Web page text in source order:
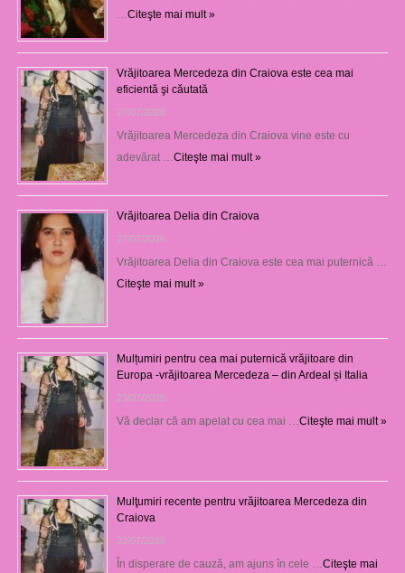
Citeşte mai mult »
Vrăjitoarea Mercedeza din Craiova este cea mai
eficientă şi căutată
27/07/2026
Vrăjitoarea Mercedeza din Craiova vine este cu
adevărat … Citeşte mai mult »
Vrăjitoarea Delia din Craiova
27/07/2026
Vrăjitoarea Delia din Craiova este cea mai puternică …
Citeşte mai mult »
Mulțumiri pentru cea mai puternică vrăjitoare din
Europa -vrăjitoarea Mercedeza – din Ardeal și Italia
23/07/2026
Vă declar că am apelat cu cea mai … Citeşte mai mult »
Mulţumiri recente pentru vrăjitoarea Mercedeza din
Craiova
22/07/2026
În disperare de cauză, am ajuns în cele … Citeşte mai